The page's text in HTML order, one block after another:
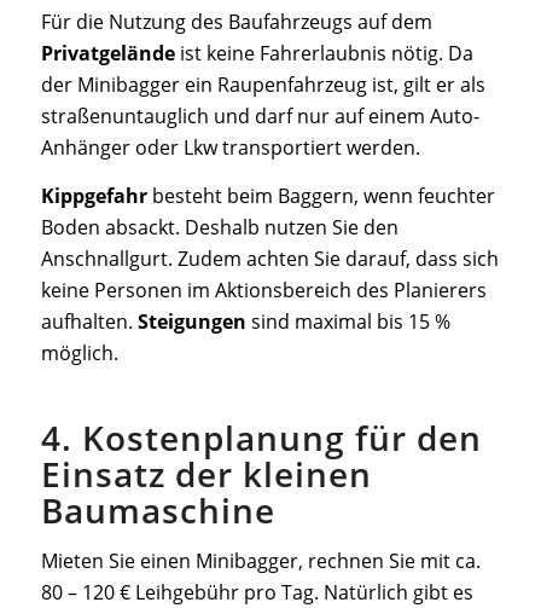
Für die Nutzung des Baufahrzeugs auf dem
Privatgelände ist keine Fahrerlaubnis nötig. Da
der Minibagger ein Raupenfahrzeug ist, gilt er als
straßenuntauglich und darf nur auf einem Auto-
Anhänger oder Lkw transportiert werden.
Kippgefahrbesteht beim Baggern, wenn feuchter
Boden absackt. Deshalb nutzen Sie den
Anschnallgurt. Zudem achten Sie darauf, dass sich
keine Personen im Aktionsbereich des Planierers
aufhalten. Steigungen sind maximal bis 15 %
möglich.
4. Kostenplanung für den
Einsatz der kleinen
Baumaschine
Mieten Sie einen Minibagger, rechnen Sie mit ca.
80 – 120 € Leihgebühr pro Tag. Natürlich gibt es